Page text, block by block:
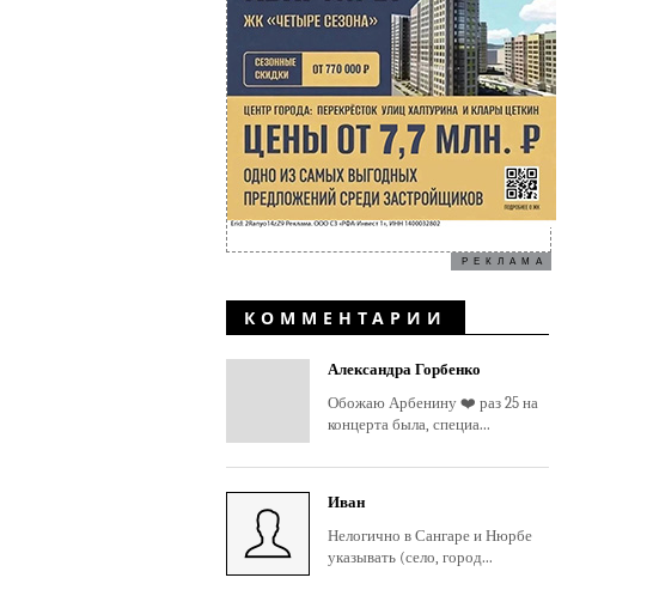
РЕКЛАМА
КОММЕНТАРИИ
Александра Горбенко
Обожаю Арбенину ❤️ раз 25 на
концерта была, специа...
Иван
Нелогично в Сангаре и Нюрбе
указывать (село, город...